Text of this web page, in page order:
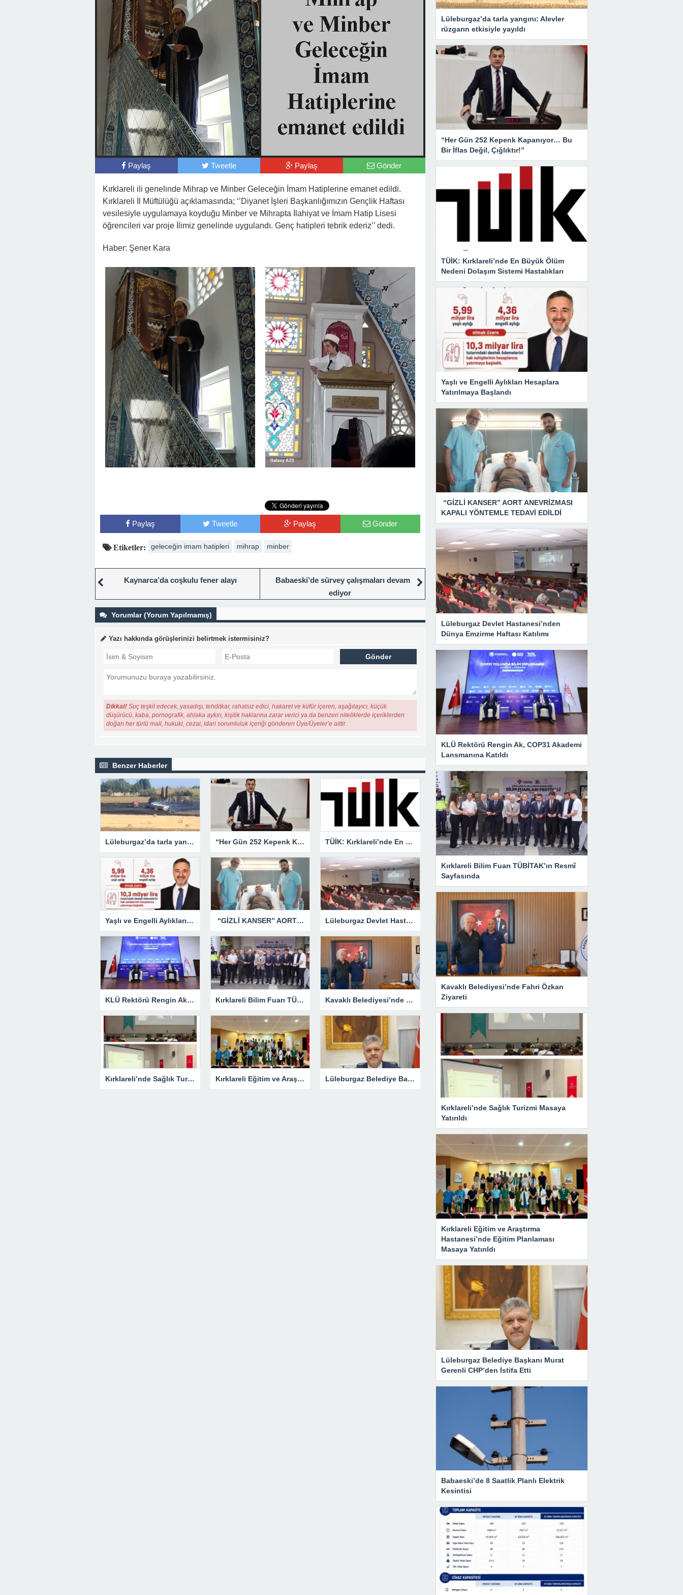
Paylaş Tweetle Paylaş Gönder
Kırklareli ili genelinde Mihrap ve Minber Geleceğin İmam Hatiplerine emanet edildi.
Kırklareli İl Müftülüğü açıklamasında; ‘’Diyanet İşleri Başkanlığımızın Gençlik Haftası
vesilesiyle uygulamaya koyduğu Minber ve Mihrapta İlahiyat ve İmam Hatip Lisesi
öğrencileri var proje İlimiz genelinde uygulandı. Genç hatipleri tebrik ederiz’’ dedi.
Haber: Şener Kara
Paylaş Tweetle Paylaş Gönder
Etiketler: geleceğin imam hatipleri mihrap minber
Kaynarca’da coşkulu fener alayı
Babaeski’de sürvey çalışmaları devam
ediyor
Yorumlar (Yorum Yapılmamış)
Yazı hakkında görüşlerinizi belirtmek istermisiniz?
Dikkat! Suç teşkil edecek, yasadışı, tehditkar, rahatsız edici, hakaret ve küfür içeren, aşağılayıcı, küçük
düşürücü, kaba, pornografik, ahlaka aykırı, kişilik haklarına zarar verici ya da benzeri niteliklerde içeriklerden
doğan her türlü mali, hukuki, cezai, idari sorumluluk içeriği gönderen Üye/Üyeler’e aittir.
Benzer Haberler
Lüleburgaz’da tarla yangını: Alevler rüzgarın etkisiyle yayıldı “Her Gün 252 Kepenk Kapanıyor… Bu Bir İflas Değil, Çığlıktır!” TÜİK: Kırklareli’nde En Büyük Ölüm Nedeni Dolaşım Sistemi Hastalıkları
Yaşlı ve Engelli Aylıkları Hesaplara Yatırılmaya Başlandı “GİZLİ KANSER” AORT ANEVRİZMASI KAPALI YÖNTEMLE TEDAVİ EDİLDİ Lüleburgaz Devlet Hastanesi’nden Dünya Emzirme Haftası Katılımı
KLÜ Rektörü Rengin Ak, COP31 Akademi Lansmanına Katıldı Kırklareli Bilim Fuarı TÜBİTAK’ın Resmî Sayfasında Kavaklı Belediyesi’nde Fahri Özkan Ziyareti
Kırklareli’nde Sağlık Turizmi Masaya Yatırıldı Kırklareli Eğitim ve Araştırma Hastanesi’nde Eğitim Planlaması Masaya Yatırıldı Lüleburgaz Belediye Başkanı Murat Gerenli CHP’den İstifa Etti
Lüleburgaz’da tarla yangını: Alevler
rüzgarın etkisiyle yayıldı
“Her Gün 252 Kepenk Kapanıyor… Bu
Bir İflas Değil, Çığlıktır!”
TÜİK: Kırklareli’nde En Büyük Ölüm
Nedeni Dolaşım Sistemi Hastalıkları
Yaşlı ve Engelli Aylıkları Hesaplara
Yatırılmaya Başlandı
“GİZLİ KANSER” AORT ANEVRİZMASI
KAPALI YÖNTEMLE TEDAVİ EDİLDİ
Lüleburgaz Devlet Hastanesi’nden
Dünya Emzirme Haftası Katılımı
KLÜ Rektörü Rengin Ak, COP31 Akademi
Lansmanına Katıldı
Kırklareli Bilim Fuarı TÜBİTAK’ın Resmî
Sayfasında
Kavaklı Belediyesi’nde Fahri Özkan
Ziyareti
Kırklareli’nde Sağlık Turizmi Masaya
Yatırıldı
Kırklareli Eğitim ve Araştırma
Hastanesi’nde Eğitim Planlaması
Masaya Yatırıldı
Lüleburgaz Belediye Başkanı Murat
Gerenli CHP’den İstifa Etti
Babaeski’de 8 Saatlik Planlı Elektrik
Kesintisi